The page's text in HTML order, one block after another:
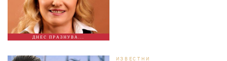
ДНЕС ПРАЗНУВА...
ИЗВЕСТНИ